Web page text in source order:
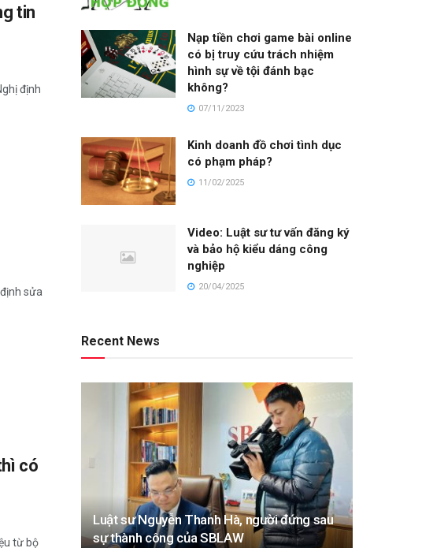
tin
định
sửa
có
từ bộ
Nạp tiền chơi game bài online
có bị truy cứu trách nhiệm
hình sự về tội đánh bạc
không?
07/11/2023
Kinh doanh đồ chơi tình dục
có phạm pháp?
11/02/2025
Video: Luật sư tư vấn đăng ký
và bảo hộ kiểu dáng công
nghiệp
20/04/2025
Recent News
Luật sư Nguyễn Thanh Hà, người đứng sau
sự thành công của SBLAW